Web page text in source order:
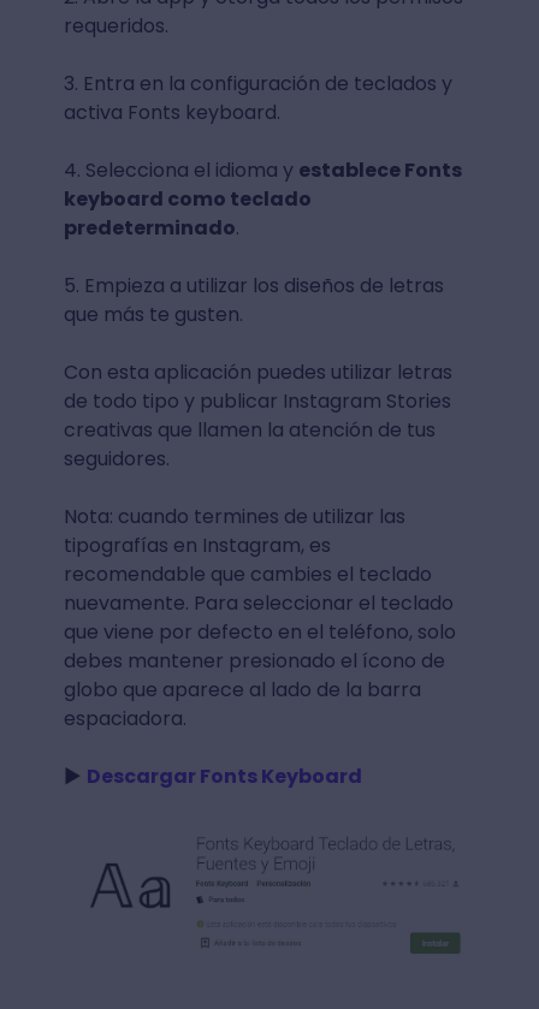
requeridos.
3. Entra en la configuración de teclados y
activa Fonts keyboard.
4. Selecciona el idioma y establece Fonts
keyboard como teclado
predeterminado.
5. Empieza a utilizar los diseños de letras
que más te gusten.
Con esta aplicación puedes utilizar letras
de todo tipo y publicar Instagram Stories
creativas que llamen la atención de tus
seguidores.
Nota: cuando termines de utilizar las
tipografías en Instagram, es
recomendable que cambies el teclado
nuevamente. Para seleccionar el teclado
que viene por defecto en el teléfono, solo
debes mantener presionado el ícono de
globo que aparece al lado de la barra
espaciadora.
► Descargar Fonts Keyboard